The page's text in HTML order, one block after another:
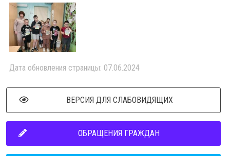
Дата обновления страницы: 07.06.2024
ВЕРСИЯ ДЛЯ СЛАБОВИДЯЩИХ
ОБРАЩЕНИЯ ГРАЖДАН